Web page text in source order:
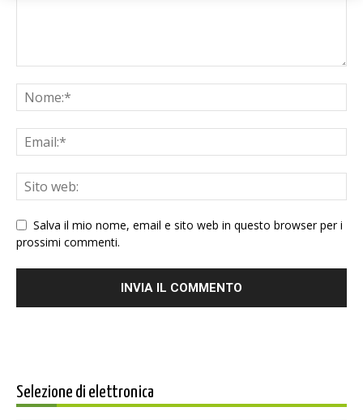
Salva il mio nome, email e sito web in questo browser per i
prossimi commenti.
Selezione di elettronica